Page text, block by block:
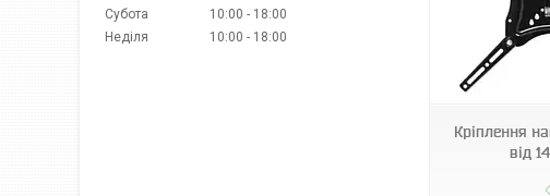
Кріплення
від
V-STAR
Субота
10:00
18:00
Неділя
10:00 18:00